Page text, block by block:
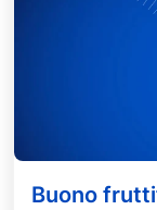
Buono